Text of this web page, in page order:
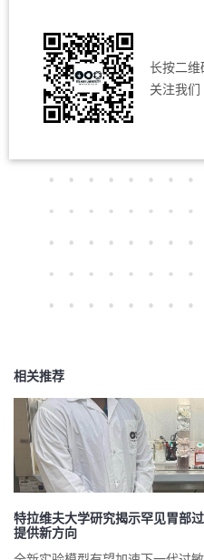
长按二维
关注我们
相关推荐
特拉维夫大学研究揭示罕见胃部
提供新方向